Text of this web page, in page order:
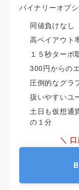
バイナリーオプ
同値負けなし
高ペイアウト
１５秒ターボ
300円からの
圧倒的なグラ
扱いやすいユ
土日も仮想通
の１分
＼